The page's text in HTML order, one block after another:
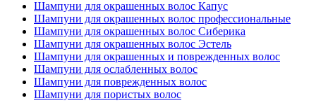
Шампуни для окрашенных волос Капус
Шампуни для окрашенных волос профессиональные
Шампуни для окрашенных волос Сиберика
Шампуни для окрашенных волос Эстель
Шампуни для окрашенных и поврежденных волос
Шампуни для ослабленных волос
Шампуни для поврежденных волос
Шампуни для пористых волос